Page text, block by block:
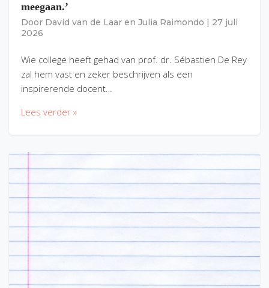
meegaan.’
Door David van de Laar en Julia Raimondo
27 juli
2026
Wie college heeft gehad van prof. dr. Sébastien De Rey
zal hem vast en zeker beschrijven als een
inspirerende docent…
Lees verder »